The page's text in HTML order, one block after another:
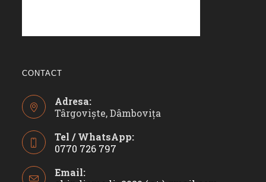
CONTACT
Adresa:
Târgoviște, Dâmbovița
Tel / WhatsApp:
0770 726 797
in
Email: